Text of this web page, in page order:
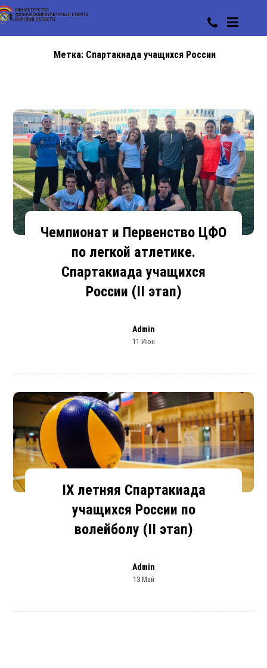
Метка: Спартакиада учащихся России
Чемпионат и Первенство ЦФО
по легкой атлетике.
Спартакиада учащихся
России (II этап)
Admin
11 Июн
IX летняя Спартакиада
учащихся России по
волейболу (II этап)
Admin
13 Май